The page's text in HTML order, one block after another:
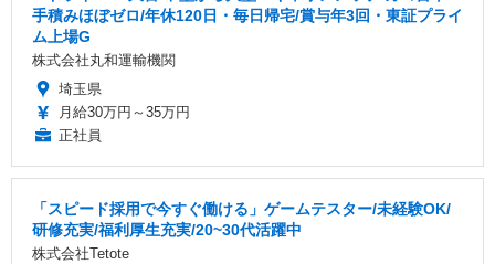
手積みほぼゼロ/年休120日・毎日帰宅/賞与年3回・東証プライ
ム上場G
株式会社丸和運輸機関
埼玉県
月給30万円～35万円
正社員
「スピード採用で今すぐ働ける」ゲームテスター/未経験OK/
研修充実/福利厚生充実/20~30代活躍中
株式会社Tetote